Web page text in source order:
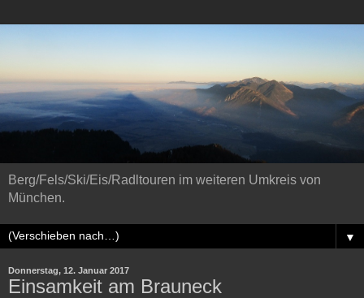
Berg/Fels/Ski/Eis/Radltouren im weiteren Umkreis von
München.
▼
Donnerstag, 12. Januar 2017
Einsamkeit am Brauneck